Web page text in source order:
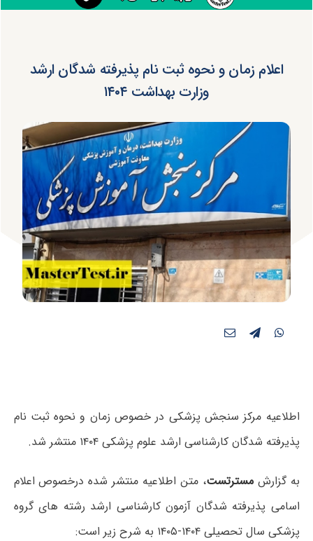
اعلام زمان و نحوه ثبت نام پذیرفته شدگان ارشد
وزارت بهداشت ۱۴۰۴
اطلاعیه مرکز سنجش پزشکی در خصوص زمان و نحوه ثبت نام
پذیرفته شدگان کارشناسی ارشد علوم پزشکی ۱۴۰۴ منتشر شد.
به گزارشمسترتست، متن اطلاعیه منتشر شده درخصوص اعلام
اسامی پذیرفته شدگان آزمون کارشناسی ارشد رشته های گروه
پزشکی سال تحصیلی ۱۴۰۴-۱۴۰۵
به شرح زیر است: